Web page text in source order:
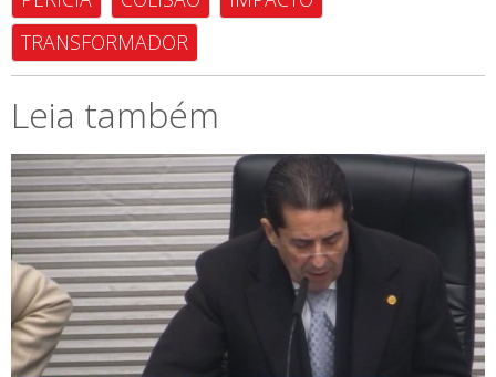
TRANSFORMADOR
Leia também